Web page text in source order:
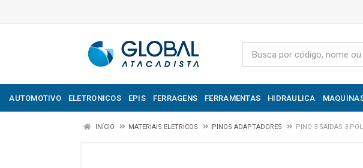
AUTOMOTIVO ELETRONICOS EPIS FERRAGENS FERRAMENTAS HIDRAULICA
INÍCIO MATERIAIS ELETRICOS PINOS ADAPTADORES PINO 3 SAIDAS 3